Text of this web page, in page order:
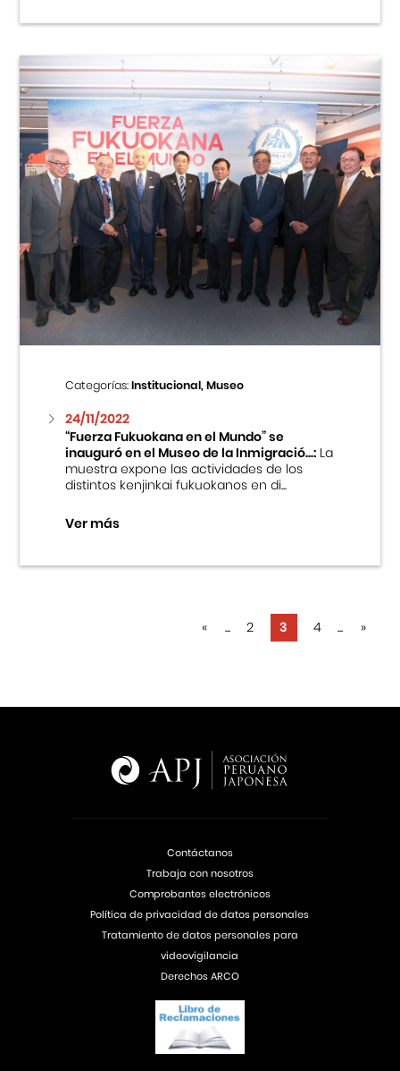
Categorías:Institucional, Museo
24/11/2022
“Fuerza Fukuokana en el Mundo” se
inauguró en el Museo de la Inmigració...:La
muestra expone las actividades de los
distintos kenjinkai fukuokanos en di...
Ver más
« ... 2 3 4 ... »
Contáctanos
Trabaja con nosotros
Comprobantes electrónicos
Política de privacidad de datos personales
Tratamiento de datos personales para
videovigilancia
Derechos ARCO